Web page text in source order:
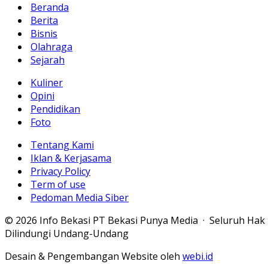
Beranda
Berita
Bisnis
Olahraga
Sejarah
Kuliner
Opini
Pendidikan
Foto
Tentang Kami
Iklan & Kerjasama
Privacy Policy
Term of use
Pedoman Media Siber
© 2026 Info Bekasi PT Bekasi Punya Media · Seluruh Hak
Dilindungi Undang-Undang
Desain & Pengembangan Website oleh webi.id